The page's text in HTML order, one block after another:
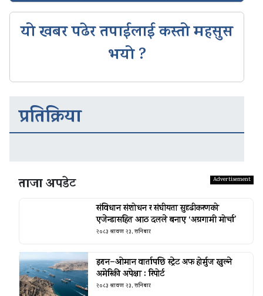
यो खबर पढेर तपाईलाई कस्तो महसुस
भयो ?
प्रतिक्रिया
ताजा अपडेट
संविधान संशोधन र संघीयता सुदृढीकरणको
एजेन्डासहित आठ दलले बनाए ‘अग्रगामी मोर्चा’
२०८३ श्रावण २३, शनिबार
इरान–ओमान वार्तापछि स्ट्रेट अफ होर्मुज खुल्ने
अमेरिकी अपेक्षा : रिपोर्ट
२०८३ श्रावण २३, शनिबार